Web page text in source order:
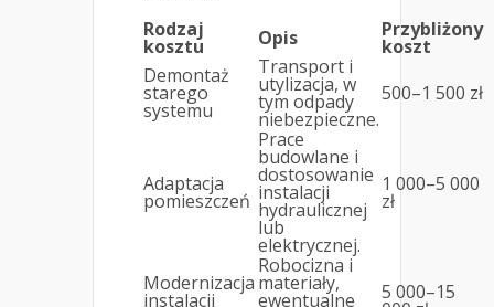
Rodzaj
kosztu Opis Przybliżony
koszt
Demontaż
starego
systemu
Transport i
utylizacja, w
tym odpady
niebezpieczne.
500–1 500 zł
Adaptacja
pomieszczeń
Prace
budowlane i
dostosowanie
instalacji
hydraulicznej
lub
elektrycznej.
1 000–5 000
zł
Modernizacja
instalacji
Robocizna i
materiały,
ewentualne 5 000–15